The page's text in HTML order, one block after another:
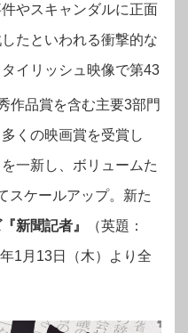
やスキャンダルに正面
たといわれる衝撃的な
イリッシュ映像で第43
作品賞を含む主要3部門
くの映画賞を受賞し
一新し、ボリュームた
スケールアップ。新た
新聞記者』
（英題：
1月13日（木）より全